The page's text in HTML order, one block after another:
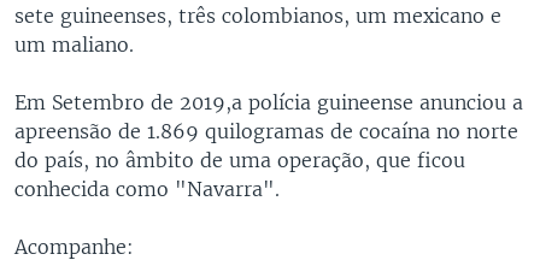
sete guineenses, três colombianos, um mexicano e
um maliano.
Em Setembro de 2019,a polícia guineense anunciou a
apreensão de 1.869 quilogramas de cocaína no norte
do país, no âmbito de uma operação, que ficou
conhecida como "Navarra".
Acompanhe: